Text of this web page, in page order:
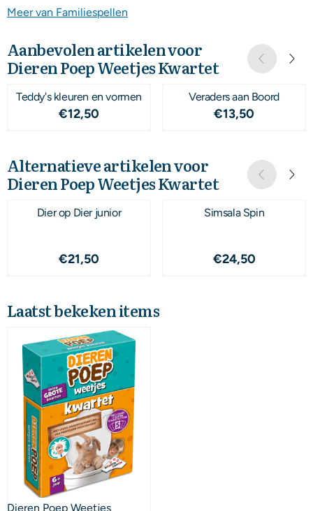
Meer van Familiespellen
Aanbevolen artikelen voor
Dieren Poep Weetjes Kwartet
Teddy's kleuren en vormen
Prijs: 12,50
€12,50
Veraders aan Boord
Prijs: 13,50
€13,50
Alternatieve artikelen voor
Dieren Poep Weetjes Kwartet
Dier op Dier junior
Prijs: 21,50
€21,50
Simsala Spin
Prijs: 24,50
€24,50
Laatst bekeken items
Dieren Poep Weetjes